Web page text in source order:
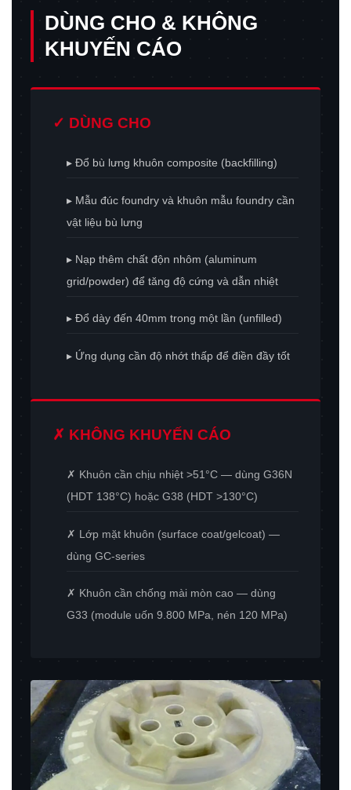
DÙNG CHO & KHÔNG
KHUYẾN CÁO
✓ DÙNG CHO
▸ Đổ bù lưng khuôn composite (backfilling)
▸ Mẫu đúc foundry và khuôn mẫu foundry cần
vật liệu bù lưng
▸ Nạp thêm chất độn nhôm (aluminum
grid/powder) để tăng độ cứng và dẫn nhiệt
▸ Đổ dày đến 40mm trong một lần (unfilled)
▸ Ứng dụng cần độ nhớt thấp để điền đầy tốt
✗ KHÔNG KHUYẾN CÁO
✗ Khuôn cần chịu nhiệt >51°C — dùng G36N
(HDT 138°C) hoặc G38 (HDT >130°C)
✗ Lớp mặt khuôn (surface coat/gelcoat) —
dùng GC-series
✗ Khuôn cần chống mài mòn cao — dùng
G33 (module uốn 9.800 MPa, nén 120 MPa)